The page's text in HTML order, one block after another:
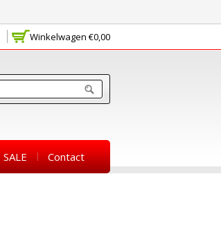
Winkelwagen €0,00
SALE Contact